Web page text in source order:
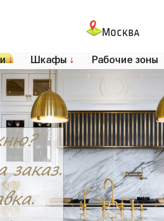
Москва
↓ Шкафы ↓ Рабочие зоны